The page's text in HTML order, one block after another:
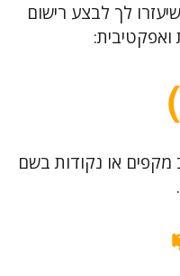
לך לבצע רישום
ואפקטיבית:
מקפים או נקודות בשם